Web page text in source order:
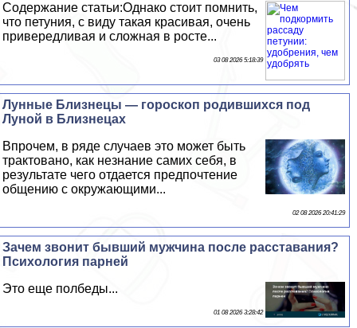
Содержание статьи:Однако стоит помнить,
что петуния, с виду такая красивая, очень
привередливая и сложная в росте...
03 08 2026 5:18:39
Лунные Близнецы — гороскоп родившихся под
Луной в Близнецах
Впрочем, в ряде случаев это может быть
тpaктовано, как незнание самих себя, в
результате чего отдается предпочтение
общению с окружающими...
02 08 2026 20:41:29
Зачем звонит бывший мужчина после расставания?
Психология парней
Это еще полбеды...
01 08 2026 3:28:42